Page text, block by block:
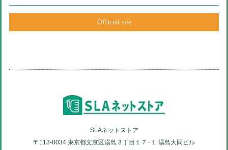
Official site
SLAネットストア
〒113-0034 東京都文京区湯島３丁目１７−１ 湯島大同ビル